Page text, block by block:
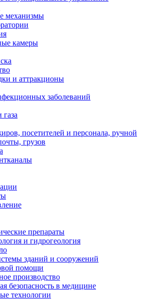
механизмы
камеры
и аттракционы
заболеваний
посетителей и персонала, ручной
грузов
препараты
и гидрогеология
зданий и сооружений
помощи
производство
безопасность в медицине
технологии